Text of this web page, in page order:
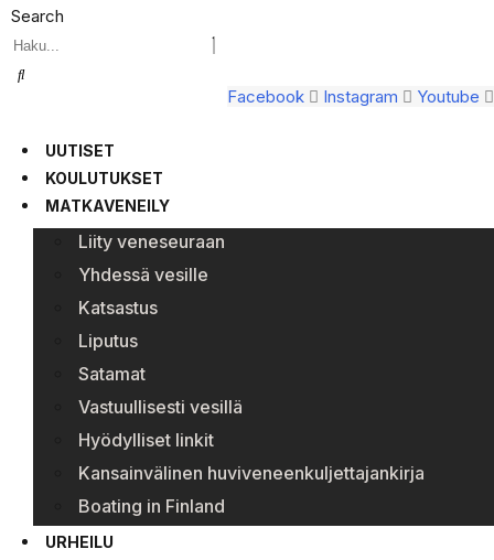
Search
Facebook Instagram Youtube
UUTISET
KOULUTUKSET
MATKAVENEILY
Liity veneseuraan
Yhdessä vesille
Katsastus
Liputus
Satamat
Vastuullisesti vesillä
Hyödylliset linkit
Kansainvälinen huviveneenkuljettajankirja
Boating in Finland
URHEILU